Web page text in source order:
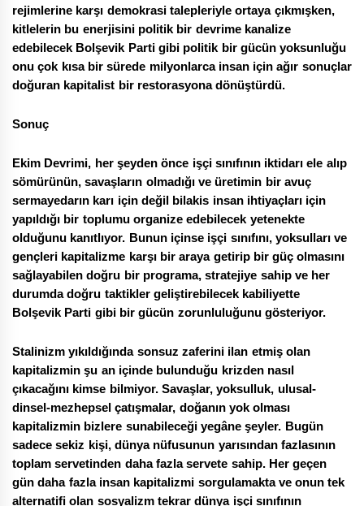
rejimlerine karşı demokrasi talepleriyle ortaya çıkmışken,
kitlelerin bu enerjisini politik bir devrime kanalize
edebilecek Bolşevik Parti gibi politik bir gücün yoksunluğu
onu çok kısa bir sürede milyonlarca insan için ağır sonuçlar
doğuran kapitalist bir restorasyona dönüştürdü.
Sonuç
Ekim Devrimi, her şeyden önce işçi sınıfının iktidarı ele alıp
sömürünün, savaşların olmadığı ve üretimin bir avuç
sermayedarın karı için değil bilakis insan ihtiyaçları için
yapıldığı bir toplumu organize edebilecek yetenekte
olduğunu kanıtlıyor. Bunun içinse işçi sınıfını, yoksulları ve
gençleri kapitalizme karşı bir araya getirip bir güç olmasını
sağlayabilen doğru bir programa, stratejiye sahip ve her
durumda doğru taktikler geliştirebilecek kabiliyette
Bolşevik Parti gibi bir gücün zorunluluğunu gösteriyor.
Stalinizm yıkıldığında sonsuz zaferini ilan etmiş olan
kapitalizmin şu an içinde bulunduğu krizden nasıl
çıkacağını kimse bilmiyor. Savaşlar, yoksulluk, ulusal-
dinsel-mezhepsel çatışmalar, doğanın yok olması
kapitalizmin bizlere sunabileceği yegâne şeyler. Bugün
sadece sekiz kişi, dünya nüfusunun yarısından fazlasının
toplam servetinden daha fazla servete sahip. Her geçen
gün daha fazla insan kapitalizmi sorgulamakta ve onun tek
alternatifi olan sosyalizm tekrar dünya işçi sınıfının